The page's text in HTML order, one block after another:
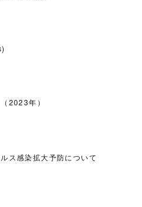
2023年）
ス感染拡大予防について